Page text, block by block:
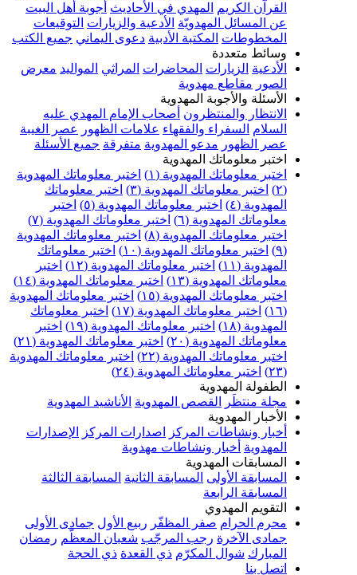
المهدي في الأحاديث أجوبة أهل البيت
المسائل المهدويّة الأدعية والزيارات التوقيعات
المكتبة الأدبية دعوى اليماني جميع الكتب
متعددة
الزيارات المحاضرات المراثي المواليد معرض
مقاطع مهدوية
والأجوبة المهدوية
والمنتظرون أصحاب الإمام المهدي عليه
السفراء والفقهاء علامات الظهور عصر الغيبة
مدعو المهدوية متفرقة جميع الأسئلة
معلوماتك المهدوية
معلوماتك المهدوية (١)
اختبر معلوماتك المهدوية
اختبر معلوماتك المهدوية (٣)
اختبر معلوماتك
اختبر معلوماتك المهدوية (٥)
اختبر
المهدوية (٦)
اختبر معلوماتك المهدوية (٧)
معلوماتك المهدوية (٨)
اختبر معلوماتك المهدوية
اختبر معلوماتك المهدوية (١٠)
اختبر معلوماتك
اختبر معلوماتك المهدوية (١٢)
اختبر
المهدوية (١٣)
اختبر معلوماتك المهدوية (١٤)
معلوماتك المهدوية (١٥)
اختبر معلوماتك المهدوية
اختبر معلوماتك المهدوية (١٧)
اختبر معلوماتك
اختبر معلوماتك المهدوية (١٩)
اختبر
المهدوية (٢٠)
اختبر معلوماتك المهدوية (٢١)
معلوماتك المهدوية (٢٢)
اختبر معلوماتك المهدوية
اختبر معلوماتك المهدوية (٢٤)
المهدوية
منتظَر
القصص المهدوية الأناشيد المهدوية
المهدوية
ونشاطات المركز اصدارات المركز الإصدارات
أخبار ونشاطات مهدوية
المهدوية
الأولى المسابقة الثانية المسابقة الثالثة
الرابعة
المهدوي
الحرام
صفر المظفّر ربيع الأول جمادى الأولى
رجب المرجّب شعبان المعظّم رمضان
شوال المكرّم ذي القعدة ذي الحجة